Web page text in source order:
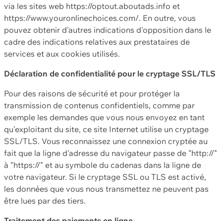
via les sites web https://optout.aboutads.info et
https://www.youronlinechoices.com/. En outre, vous
pouvez obtenir d'autres indications d'opposition dans le
cadre des indications relatives aux prestataires de
services et aux cookies utilisés.
Déclaration de confidentialité pour le cryptage SSL/TLS
Pour des raisons de sécurité et pour protéger la
transmission de contenus confidentiels, comme par
exemple les demandes que vous nous envoyez en tant
qu'exploitant du site, ce site Internet utilise un cryptage
SSL/TLS. Vous reconnaissez une connexion cryptée au
fait que la ligne d'adresse du navigateur passe de "http://"
à "https://" et au symbole du cadenas dans la ligne de
votre navigateur. Si le cryptage SSL ou TLS est activé,
les données que vous nous transmettez ne peuvent pas
être lues par des tiers.